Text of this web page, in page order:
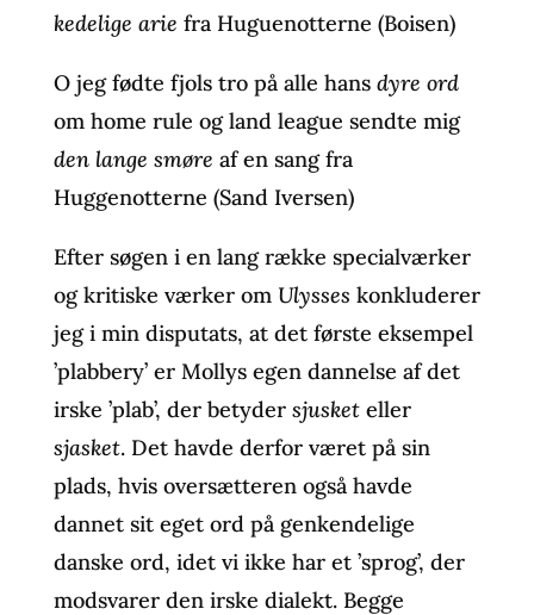
kedelige arie fra Huguenotterne (Boisen)
O jeg fødte fjols tro på alle hans dyre ord
om home rule og land league sendte mig
den lange smøre af en sang fra
Huggenotterne (Sand Iversen)
Efter søgen i en lang række specialværker
og kritiske værker om Ulysses konkluderer
jeg i min disputats, at det første eksempel
’plabbery’ er Mollys egen dannelse af det
irske ’plab’, der betyder sjusketeller
sjasket. Det havde derfor været på sin
plads, hvis oversætteren også havde
dannet sit eget ord på genkendelige
danske ord, idet vi ikke har et ’sprog’, der
modsvarer den irske dialekt. Begge